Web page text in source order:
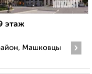
этаж
Машковцы
›